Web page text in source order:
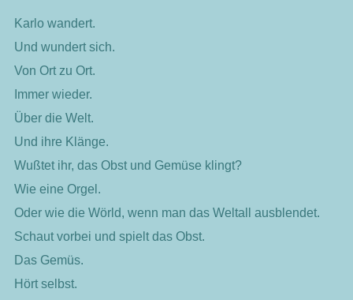
Karlo wandert.
Und wundert sich.
Von Ort zu Ort.
Immer wieder.
Über die Welt.
Und ihre Klänge.
Wußtet ihr, das Obst und Gemüse klingt?
Wie eine Orgel.
Oder wie die Wörld, wenn man das Weltall ausblendet.
Schaut vorbei und spielt das Obst.
Das Gemüs.
Hört selbst.